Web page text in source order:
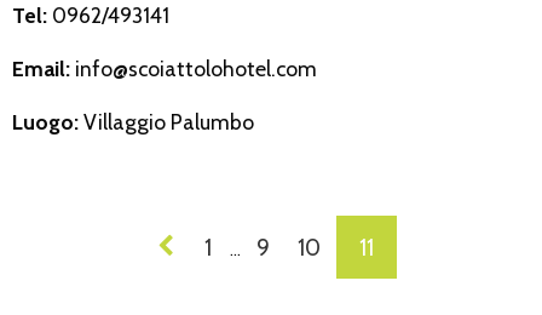
Tel: 0962/493141
Email: info@scoiattolohotel.com
Luogo:Villaggio Palumbo
NAVIGAZIONE
1 … 9 10 11